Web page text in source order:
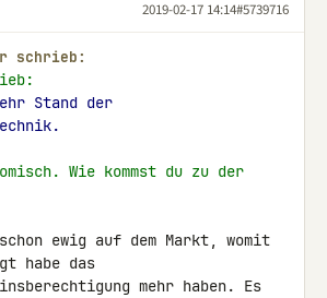
2019-02-17 14:14#5739716
schrieb:
Stand der
Wie kommst du zu der
ewig auf dem Markt, womit
habe das
mehr haben. Es